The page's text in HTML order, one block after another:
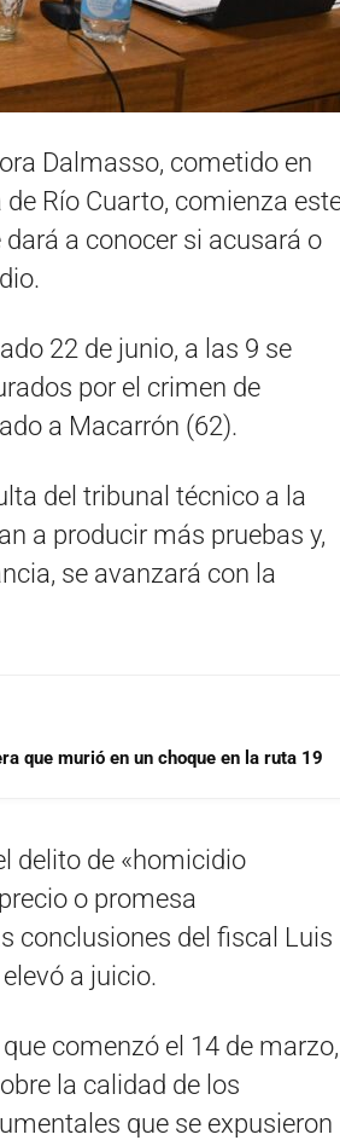
Dalmasso, cometido en
Río Cuarto, comienza
a conocer si acusará o
22 de junio, a las 9 se
por el crimen de
a Macarrón (62).
del tribunal técnico a la
a producir más pruebas y,
se avanzará con la
que murió en un choque en la ruta 19
delito de «homicidio
o promesa
conclusiones del fiscal Luis
a juicio.
comenzó el 14 de marzo,
la calidad de los
que se expusieron